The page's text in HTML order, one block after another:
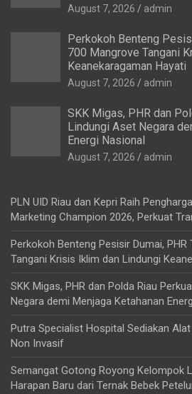
August 7, 2026 admin
Perkokoh Benteng
700 Mangrove Tangani
Keanekaragaman Hayati
August 7, 2026 admin
SKK Migas, PHR dan
Lindungi Aset Negara
Energi Nasional
August 7, 2026 admin
PLN UID Riau dan Kepri Raih
Marketing Champion 2026, Perkuat
Perkokoh Benteng Pesisir Dumai, PHR
Tangani Krisis Iklim dan Lindungi
SKK Migas, PHR dan Polda Riau
Negara demi Menjaga Ketahanan
Putra Specialist Hospital Sediakan
Non Invasif
Semangat Gotong Royong Kelompok
Harapan Baru dari Ternak Bebek